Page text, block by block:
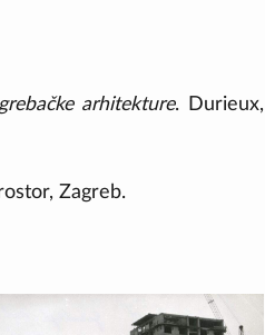
arhitekture. Durieux,
Zagreb.